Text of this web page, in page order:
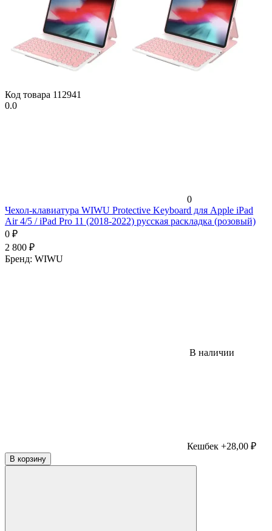
Код товара 112941
0.0
0
Чехол-клавиатура WIWU Protective Keyboard для Apple iPad
Air 4/5 / iPad Pro 11 (2018-2022) русская раскладка (розовый)
0 ₽
2 800 ₽
Бренд: WIWU
В наличии
Кешбек +28,00 ₽
В корзину